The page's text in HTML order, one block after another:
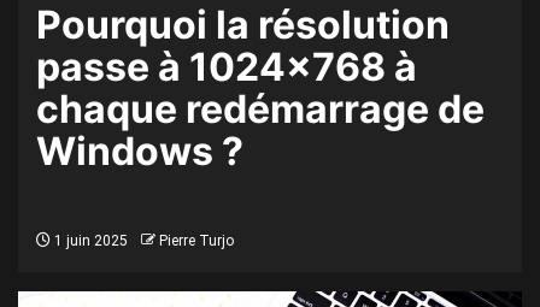
Pourquoi la résolution
passe à 1024×768 à
chaque redémarrage de
Windows ?
1 juin 2025 Pierre Turjo